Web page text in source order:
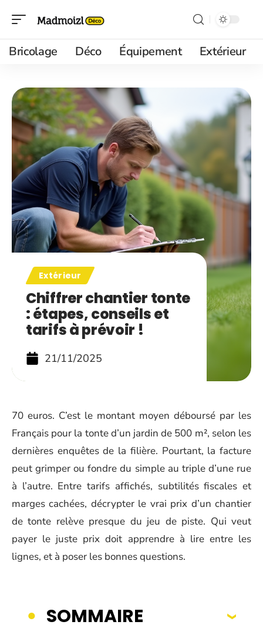
Bricolage Déco Équipement Extérieur
Extérieur
Chiffrer chantier tonte
: étapes, conseils et
tarifs à prévoir !
21/11/2025
70 euros. C’est le montant moyen déboursé par les
Français pour la tonte d’un jardin de 500 m², selon les
dernières enquêtes de la filière. Pourtant, la facture
peut grimper ou fondre du simple au triple d’une rue
à l’autre. Entre tarifs affichés, subtilités fiscales et
marges cachées, décrypter le vrai prix d’un chantier
de tonte relève presque du jeu de piste. Qui veut
payer le juste prix doit apprendre à lire entre les
lignes, et à poser les bonnes questions.
SOMMAIRE